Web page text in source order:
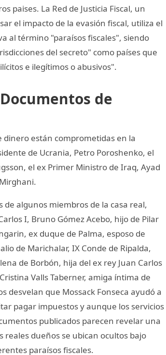
paises. La Red de Justicia Fiscal, un
el impacto de la evasión fiscal, utiliza el
al término "paraísos fiscales", siendo
del secreto" como países que
e ilegítimos o abusivos".
de
dinero están comprometidas en la
de Ucrania, Petro Poroshenko, el
el ex Primer Ministro de Iraq, Ayad
de algunos miembros de la casa real,
I, Bruno Gómez Acebo, hijo de Pilar
ex duque de Palma, esposo de
de Marichalar, IX Conde de Ripalda,
de Borbón, hija del ex rey Juan Carlos
Valls Taberner, amiga íntima de
desvelan que Mossack Fonseca ayudó a
pagar impuestos y aunque los servicios
publicados parecen revelar una
reales dueños se ubican ocultos bajo
paraísos fiscales.